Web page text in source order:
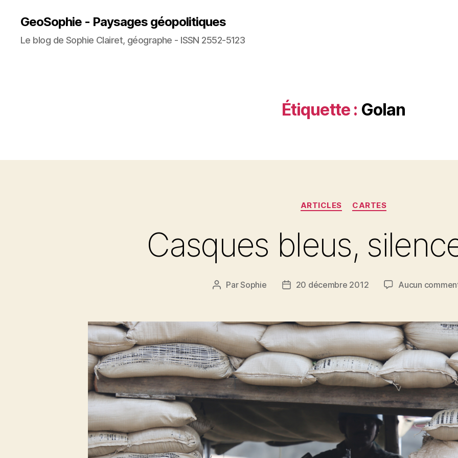
GeoSophie - Paysages géopolitiques
Le blog de Sophie Clairet, géographe - ISSN 2552-5123
Étiquette : Golan
Catégories
ARTICLES CARTES
Casques bleus,
Auteur
ParSophie
Date20 décembre 2012 Aucun